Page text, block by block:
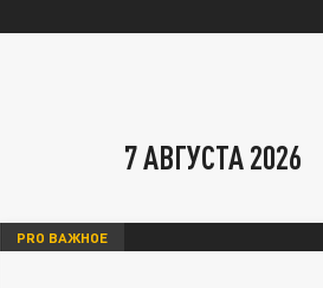
7 АВГУСТА 2026
PRO ВАЖНОЕ